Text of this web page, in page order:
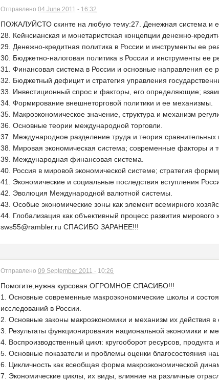
Отправлено 04 June 2011 - 16:32
ПОЖАЛУЙСТО скинте на любую тему:27. Денежная система и
28. Кейнсианская и монетаристская концепции денежно-
29. Денежно-кредитная политика в России и инструменты ее
30. Бюджетно-налоговая политика в России и инструменты ее
31. Финансовая система в России и основные направления ее
32. Бюджетный дефицит и стратегия управления
33. Инвестиционный спрос и факторы, его определяющие;
34. Формирование внешнеторговой политики и ее механизмы.
35. Макроэкономическое значение, структура и механизм
36. Основные теории международной торговли.
37. Международное разделение труда и теория сравнительных
38. Мировая экономическая система; современные факторы и
39. Международная финансовая система.
40. Россия в мировой экономической системе; стратегия
41. Экономические и социальные последствия вступления
42. Эволюция Международной валютной системы.
43. Особые экономические зоны как элемент всемирного
44. Глобализация как объективный процесс развития мирового
sws55@rambler.ru СПАСИБО ЗАРАНЕЕ!!!
Отправлено 09 September 2011 - 10:26
Помогите,нужна курсовая.ОГРОМНОЕ СПАСИБО!!!
1. Основные современные макроэкономические школы и
исследований в России.
2. Основные законы макроэкономики и механизм их действия в
3. Результаты функционирования национальной экономики и
4. Воспроизводственный цикл: кругооборот ресурсов, продукта
5. Основные показатели и проблемы оценки благосостояния
6. Цикличность как всеобщая форма макроэкономической
7. Экономические циклы, их виды, влияние на различные